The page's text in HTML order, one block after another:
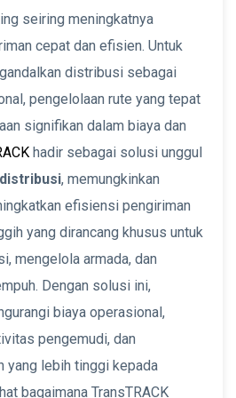
seiring meningkatnya
cepat dan efisien. Untuk
distribusi sebagai
pengelolaan rute yang tepat
signifikan dalam biaya dan
hadir sebagai solusi unggul
, memungkinkan
efisiensi pengiriman
yang dirancang khusus untuk
mengelola armada, dan
Dengan solusi ini,
biaya operasional,
pengemudi, dan
yang lebih tinggi kepada
bagaimana TransTRACK